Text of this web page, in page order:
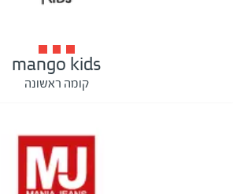
mango kids
קומה ראשונה